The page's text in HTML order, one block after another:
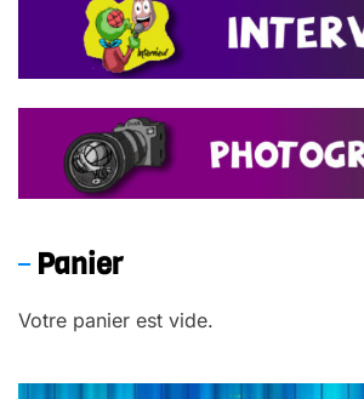
Panier
Votre panier est vide.